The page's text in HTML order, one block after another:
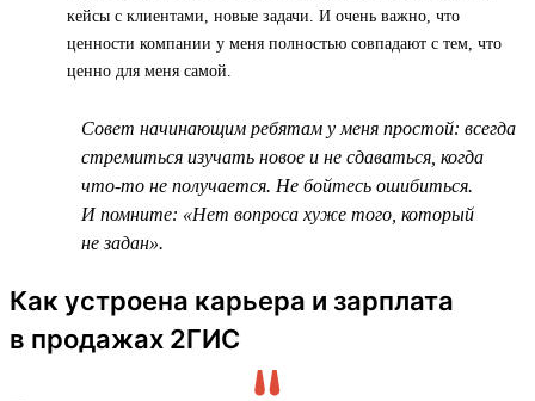
кейсы с клиентами, новые задачи. И очень важно, что
ценности компании у меня полностью совпадают с тем, что
ценно для меня самой.
Совет начинающим ребятам у меня простой: всегда
стремиться изучать новое и не сдаваться, когда
что-то не получается. Не бойтесь ошибиться.
И помните: «Нет вопроса хуже того, который
не задан».
Как устроена карьера и зарплата
в продажах 2ГИС